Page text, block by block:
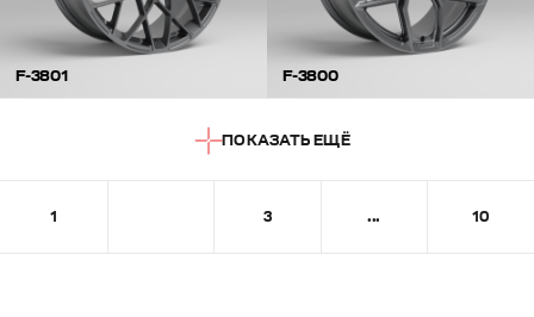
F-3801 F-3800
ПОКАЗАТЬ ЕЩЁ
1 3 ... 10